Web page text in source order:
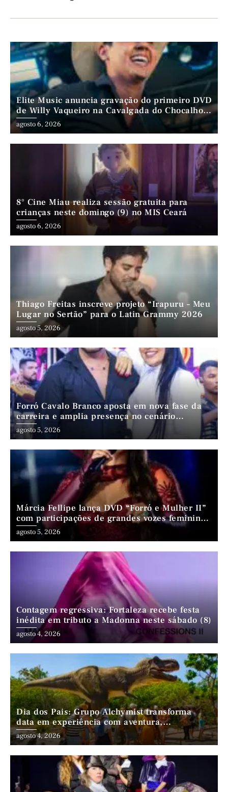
Elite Music anuncia gravação do primeiro DVD
de Willy Vaqueiro na Cavalgada do Chocalho
(PE)
agosto 6, 2026
8° Cine Miau realiza sessão gratuita para
crianças neste domingo (9) no MIS Ceará
agosto 6, 2026
Thiago Freitas inscreve projeto “Irapuru – Meu
Lugar no Sertão” para o Latin Grammy 2026
agosto 5, 2026
Forró Cavalo Branco aposta em nova fase da
carreira e amplia presença no cenário
nordestino
agosto 5, 2026
Márcia Fellipe lança DVD “Forró e Mulher II”
com participações de grandes vozes femininas
do forró
agosto 5, 2026
Contagem regressiva: Fortaleza recebe festa
inédita em tributo a Madonna neste sábado (8)
agosto 4, 2026
Dia dos Pais: Grupo Alchymist transforma
data em experiência com aventura,
gastronomia e lazer em família
agosto 4, 2026